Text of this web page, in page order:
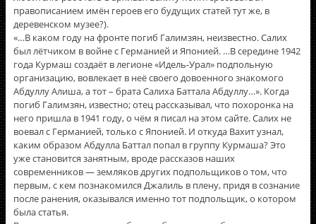
правописанием имëн героев его будущих статей тут же, в
деревенском музее?).
«…В каком году на фронте погиб Галимзян, неизвестно. Салих
был лётчиком в войне с Германией и Японией. …В середине 1942
года Курмаш создаёт в легионе «Идель-Урал» подпольную
организацию, вовлекает в неё своего довоенного знакомого
Абдуллу Алиша, а тот – брата Салиха Баттала Абдуллу…». Когда
погиб Галимзян, известно; отец рассказывал, что похоронка на
него пришла в 1941 году, о чём я писал на этом сайте. Салих не
воевал с Германией, только с Японией. И откуда Вахит узнал,
каким образом Абдулла Баттал попал в группу Курмаша? Это
уже становится занятным, вроде рассказов наших
современников — земляков других подпольщиков о том, что
первым, с кем познакомился Джалиль в плену, придя в сознание
после ранения, оказывался именно тот подпольщик, о котором
была статья.